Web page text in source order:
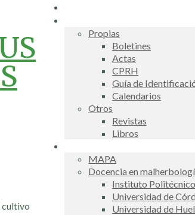
Propias
Boletines
Actas
CPRH
Guía de
Calendarios
Otros
Revistas
Libros
MAPA
Docencia en
Instituto
Universidad de
Universidad de
cultivo